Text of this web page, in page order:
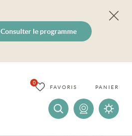
Consulter le programme
FAVORIS
0
PANIER